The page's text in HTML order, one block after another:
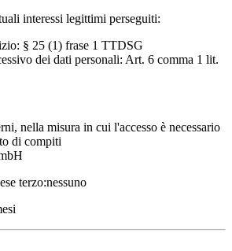
interessi legittimi perseguiti:
§ 25 (1) frase 1 TTDSG
dei dati personali: Art. 6 comma 1 lit.
nella misura in cui l'accesso è necessario
di compiti
terzo:nessuno